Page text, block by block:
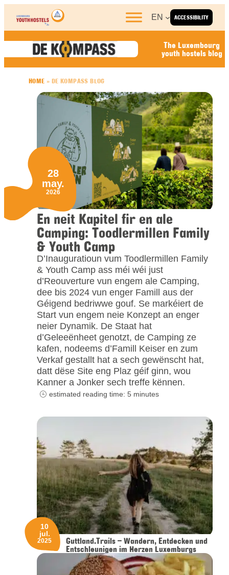
Skip to content
ACCESSIBILITY
EN
The Luxembourg
youth hostels blog
HOME » DE KOMPASS BLOG
En neit Kapitel fir en ale
Camping: Toodlermillen Family
& Youth Camp
D’Inauguratioun vum Toodlermillen Family
& Youth Camp ass méi wéi just
d’Reouverture vun engem ale Camping,
dee bis 2024 vun enger Famill aus der
Géigend bedriwwe gouf. Se markéiert de
Start vun engem neie Konzept an enger
neier Dynamik. De Staat hat
d’Geleeënheet genotzt, de Camping ze
kafen, nodeems d’Famill Keiser en zum
Verkaf gestallt hat a sech gewënscht hat,
datt dëse Site eng Plaz géif ginn, wou
Kanner a Jonker sech treffe kënnen.
28
may.
2026
estimated reading time: 5 minutes
Guttland.Trails – Wandern, Entdecken und
Entschleunigen im Herzen Luxemburgs
10
jul.
2025